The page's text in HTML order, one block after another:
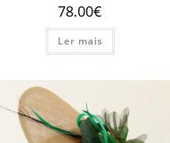
78.00€
Ler mais